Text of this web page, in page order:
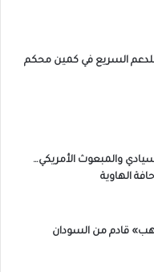
السريع في كمين محكم
والمبعوث الأمريكي…
الهاوية
قادم من السودان